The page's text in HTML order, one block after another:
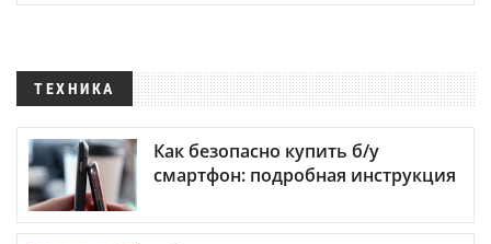
ТЕХНИКА
Как безопасно купить б/у
смартфон: подробная инструкция